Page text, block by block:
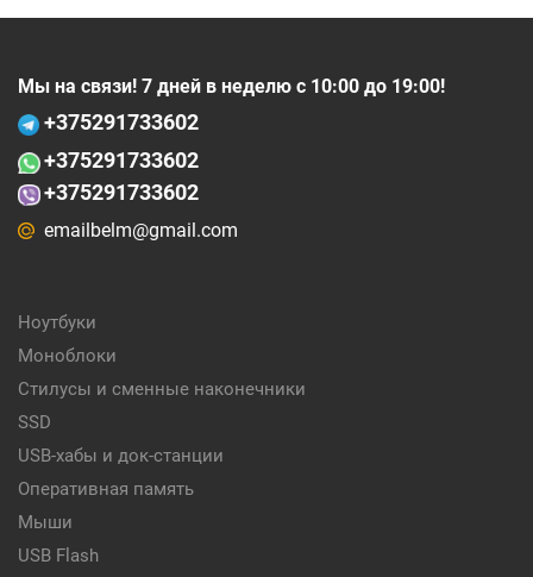
Мы на связи! 7 дней в неделю с 10:00 до 19:00!
+375291733602
+375291733602
+375291733602
emailbelm@gmail.com
Ноутбуки
Моноблоки
Стилусы и сменные наконечники
SSD
USB-хабы и док-станции
Оперативная память
Мыши
USB Flash